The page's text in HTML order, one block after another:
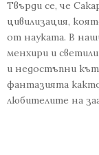
Твърди се, че
цивилизация,
от науката. В
менхири и
и недостъпни
фантазията
любителите на